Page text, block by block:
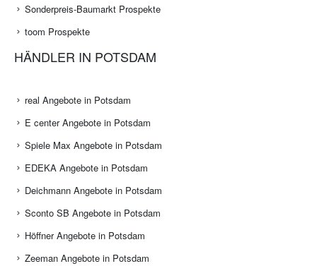
Sonderpreis-Baumarkt Prospekte
toom Prospekte
HÄNDLER IN POTSDAM
real Angebote in Potsdam
E center Angebote in Potsdam
Spiele Max Angebote in Potsdam
EDEKA Angebote in Potsdam
Deichmann Angebote in Potsdam
Sconto SB Angebote in Potsdam
Höffner Angebote in Potsdam
Zeeman Angebote in Potsdam